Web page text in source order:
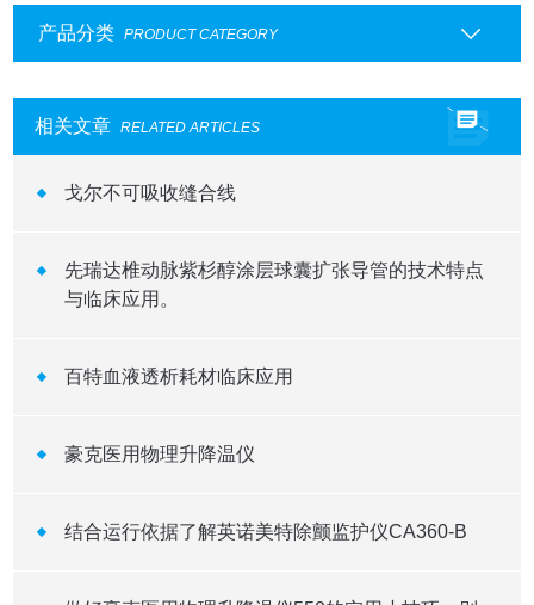
产品分类 PRODUCT CATEGORY
相关文章 RELATED ARTICLES
戈尔不可吸收缝合线
先瑞达椎动脉紫杉醇涂层球囊扩张导管的技术特点
与临床应用。
百特血液透析耗材临床应用
豪克医用物理升降温仪
结合运行依据了解英诺美特除颤监护仪CA360-B